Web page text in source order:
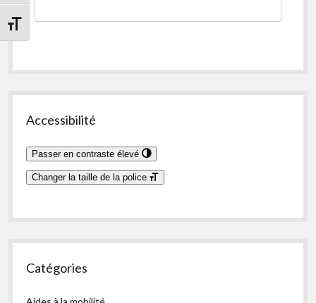
Changer la taille de la police
Accessibilité
Passer en contraste élevé
Changer la taille de la police
Catégories